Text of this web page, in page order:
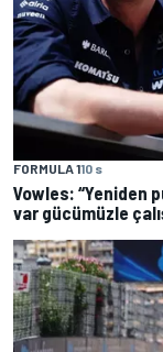
FORMULA 110 s
Vowles: “Yeniden
var gücümüzle